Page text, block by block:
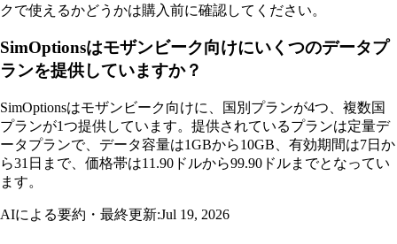
クで使えるかどうかは購入前に確認してください。
SimOptionsはモザンビーク向けにいくつのデータプ
ランを提供していますか？
SimOptionsはモザンビーク向けに、国別プランが4つ、複数国
プランが1つ提供しています。提供されているプランは定量デ
ータプランで、データ容量は1GBから10GB、有効期間は7日か
ら31日まで、価格帯は11.90ドルから99.90ドルまでとなってい
ます。
AIによる要約・最終更新:Jul 19, 2026